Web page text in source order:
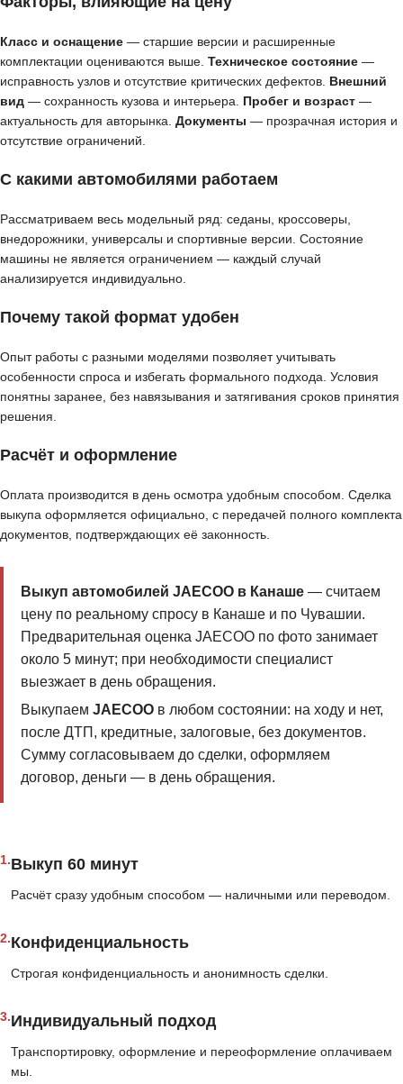
Класс и оснащение — старшие версии и расширенные
комплектации оцениваются выше. Техническое состояние —
исправность узлов и отсутствие критических дефектов. Внешний
вид — сохранность кузова и интерьера. Пробег и возраст —
актуальность для авторынка. Документы — прозрачная история и
отсутствие ограничений.
С какими автомобилями работаем
Рассматриваем весь модельный ряд: седаны, кроссоверы,
внедорожники, универсалы и спортивные версии. Состояние
машины не является ограничением — каждый случай
анализируется индивидуально.
Почему такой формат удобен
Опыт работы с разными моделями позволяет учитывать
особенности спроса и избегать формального подхода. Условия
понятны заранее, без навязывания и затягивания сроков принятия
решения.
Расчёт и оформление
Оплата производится в день осмотра удобным способом. Сделка
выкупа оформляется официально, с передачей полного комплекта
документов, подтверждающих её законность.
Выкуп автомобилей JAECOO в Канаше— считаем
цену по реальному спросу в Канаше и по Чувашии.
Предварительная оценка JAECOO по фото занимает
около 5 минут; при необходимости специалист
выезжает в день обращения.
Выкупаем JAECOOв любом состоянии: на ходу и нет,
после ДТП, кредитные, залоговые, без документов.
Сумму согласовываем до сделки, оформляем
договор, деньги — в день обращения.
1.Выкуп 60 минут
Расчёт сразу удобным способом — наличными или переводом.
2.Конфиденциальность
Строгая конфиденциальность и анонимность сделки.
3.Индивидуальный подход
Транспортировку, оформление и переоформление оплачиваем
мы.